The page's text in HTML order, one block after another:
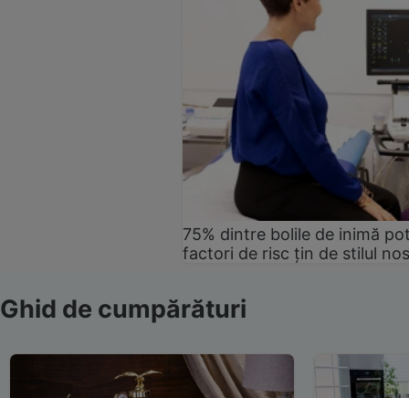
75% dintre bolile de inimă
factori de risc țin de stilul
Ghid de cumpărături